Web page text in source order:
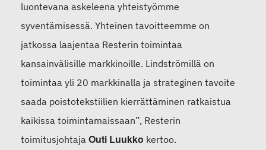
luontevana askeleena yhteistyömme
syventämisessä. Yhteinen tavoitteemme on
jatkossa laajentaa Resterin toimintaa
kansainvälisille markkinoille. Lindströmillä on
toimintaa yli 20 markkinalla ja strateginen tavoite
saada poistotekstiilien kierrättäminen ratkaistua
kaikissa toimintamaissaan”, Resterin
toimitusjohtaja Outi Luukko kertoo.